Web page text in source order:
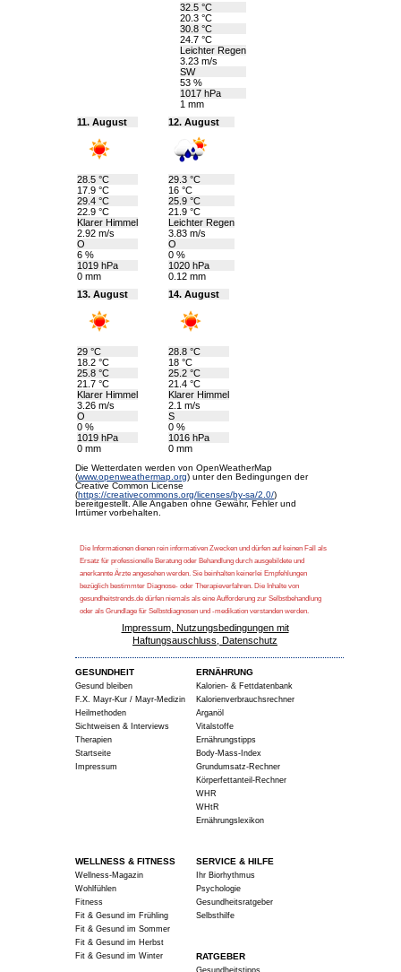
32.5 °C
20.3 °C
30.8 °C
24.7 °C
Leichter Regen
3.23 m/s
SW
53 %
1017 hPa
1 mm
11. August
28.5 °C
17.9 °C
29.4 °C
22.9 °C
Klarer Himmel
2.92 m/s
O
6 %
1019 hPa
0 mm
12. August
29.3 °C
16 °C
25.9 °C
21.9 °C
Leichter Regen
3.83 m/s
O
0 %
1020 hPa
0.12 mm
13. August
29 °C
18.2 °C
25.8 °C
21.7 °C
Klarer Himmel
3.26 m/s
O
0 %
1019 hPa
0 mm
14. August
28.8 °C
18 °C
25.2 °C
21.4 °C
Klarer Himmel
2.1 m/s
S
0 %
1016 hPa
0 mm
Die Wetterdaten werden von OpenWeatherMap
(www.openweathermap.org) unter den Bedingungen der
Creative Common License
(https://creativecommons.org/licenses/by-sa/2.0/)
bereitgestellt. Alle Angaben ohne Gewähr, Fehler und
Irrtümer vorbehalten.
Die Informationen dienen rein informativen Zwecken und dürfen auf keinen Fall als
Ersatz für professionelle Beratung oder Behandlung durch ausgebildete und
anerkannte Ärzte angesehen werden. Sie beinhalten keinerlei Empfehlungen
bezüglich bestimmter Diagnose- oder Therapieverfahren. Die Inhalte von
gesundheitstrends.de dürfen niemals als eine Aufforderung zur Selbstbehandlung
oder als Grundlage für Selbstdiagnosen und -medikation verstanden werden.
Impressum, Nutzungsbedingungen mit
Haftungsauschluss, Datenschutz
GESUNDHEIT
Gesund bleiben
F.X. Mayr-Kur / Mayr-Medizin
Heilmethoden
Sichtweisen & Interviews
Therapien
Startseite
Impressum
ERNÄHRUNG
Kalorien- & Fettdatenbank
Kalorienverbrauchsrechner
Arganöl
Vitalstoffe
Ernährungstipps
Body-Mass-Index
Grundumsatz-Rechner
Körperfettanteil-Rechner
WHR
WHtR
Ernährungslexikon
WELLNESS & FITNESS
Wellness-Magazin
Wohlfühlen
Fitness
Fit & Gesund im Frühling
Fit & Gesund im Sommer
Fit & Gesund im Herbst
Fit & Gesund im Winter
SERVICE & HILFE
Ihr Biorhythmus
Psychologie
Gesundheitsratgeber
Selbsthilfe
RATGEBER
Gesundheitstipps